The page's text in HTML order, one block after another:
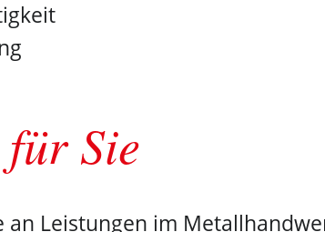
Sie
Leistungen im